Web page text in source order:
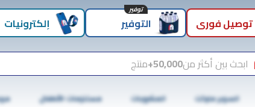
توصيل فوري التوفير
توفير
إلكترونيات
ابحث بين أكثر من50,000+ منتج
السوبر ماركت المشروبات مستلزمات الأطفال